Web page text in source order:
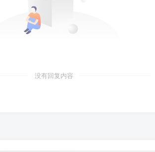
没有回复内容